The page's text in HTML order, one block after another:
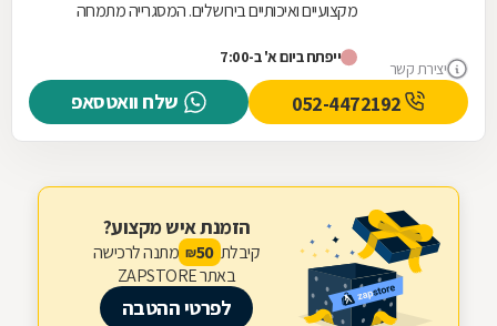
יצירת קשר
מקצועיים ואיכותיים בירושלים. המסגרייה מתמחה
ייפתח ביום א' ב-7:00
שלח וואטסאפ
הזמנת איש מקצוע?
קיבלת 50
₪ מתנה לרכישה
באתר ZAPSTORE
לפרטי ההטבה